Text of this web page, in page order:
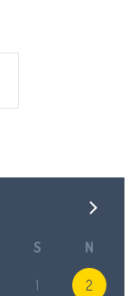
S N
1 2